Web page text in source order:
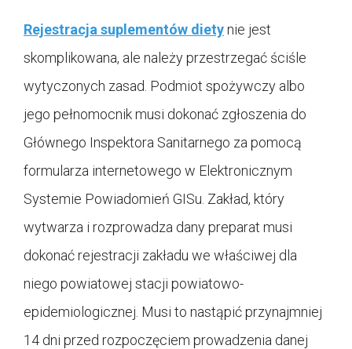
Rejestracja suplementów dietynie jest
skomplikowana, ale należy przestrzegać ściśle
wytyczonych zasad. Podmiot spożywczy albo
jego pełnomocnik musi dokonać zgłoszenia do
Głównego Inspektora Sanitarnego za pomocą
formularza internetowego w Elektronicznym
Systemie Powiadomień GISu. Zakład, który
wytwarza i rozprowadza dany preparat musi
dokonać rejestracji zakładu we właściwej dla
niego powiatowej stacji powiatowo-
epidemiologicznej. Musi to nastąpić przynajmniej
14 dni przed rozpoczęciem prowadzenia danej